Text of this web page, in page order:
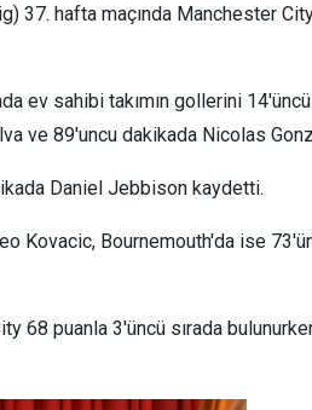
37. hafta maçında Manchester
ev sahibi takımın gollerini
ve 89'uncu dakikada Nicolas
Daniel Jebbison kaydetti.
Kovacic, Bournemouth'da ise
68 puanla 3'üncü sırada